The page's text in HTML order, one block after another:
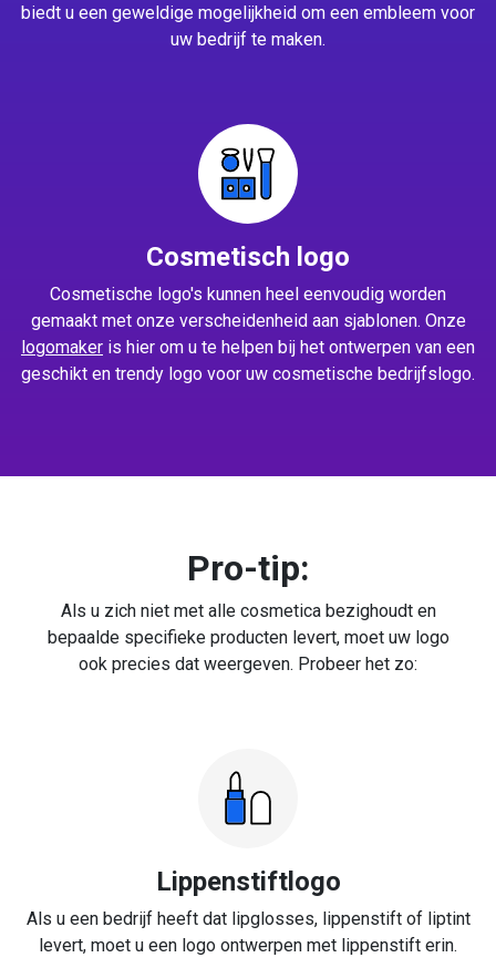
biedt u een geweldige mogelijkheid om een embleem voor
uw bedrijf te maken.
Cosmetisch logo
Cosmetische logo's kunnen heel eenvoudig worden
gemaakt met onze verscheidenheid aan sjablonen. Onze
logomaker is hier om u te helpen bij het ontwerpen van een
geschikt en trendy logo voor uw cosmetische bedrijfslogo.
Pro-tip:
Als u zich niet met alle cosmetica bezighoudt en
bepaalde specifieke producten levert, moet uw logo
ook precies dat weergeven. Probeer het zo:
Lippenstiftlogo
Als u een bedrijf heeft dat lipglosses, lippenstift of liptint
levert, moet u een logo ontwerpen met lippenstift erin.